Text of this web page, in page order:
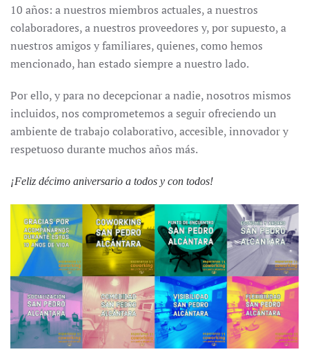
10 años: a nuestros miembros actuales, a nuestros
colaboradores, a nuestros proveedores y, por supuesto, a
nuestros amigos y familiares, quienes, como hemos
mencionado, han estado siempre a nuestro lado.
Por ello, y para no decepcionar a nadie, nosotros mismos
incluidos, nos comprometemos a seguir ofreciendo un
ambiente de trabajo colaborativo, accesible, innovador y
respetuoso durante muchos años más.
¡Feliz décimo aniversario a todos y con todos!